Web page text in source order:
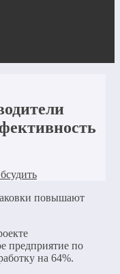
предприятие по
на 64%.